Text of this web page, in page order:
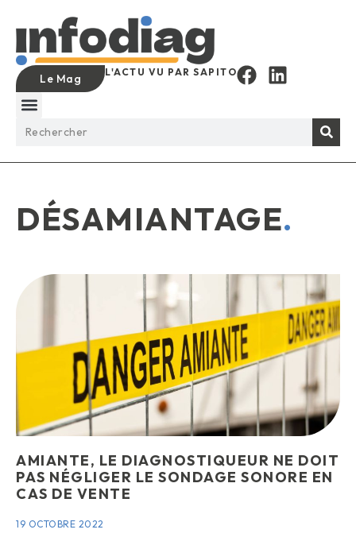
Le Mag L'ACTU VU PAR SAPITO
DÉSAMIANTAGE.
AMIANTE, LE DIAGNOSTIQUEUR NE DOIT
PAS NÉGLIGER LE SONDAGE SONORE EN
CAS DE VENTE
19 OCTOBRE 2022